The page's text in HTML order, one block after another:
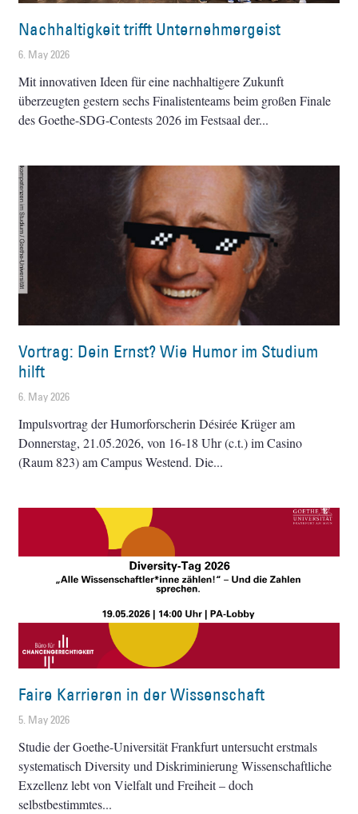
Nachhaltigkeit trifft Unternehmergeist
6. May 2026
Mit innovativen Ideen für eine nachhaltigere Zukunft
überzeugten gestern sechs Finalistenteams beim großen Finale
des Goethe-SDG-Contests 2026 im Festsaal der
Vortrag: Dein Ernst? Wie Humor im Studium
hilft
6. May 2026
Impulsvortrag der Humorforscherin Désirée Krüger am
Donnerstag, 21.05.2026, von 16-18 Uhr (c.t.) im Casino
(Raum 823) am Campus Westend. Die
Faire Karrieren in der Wissenschaft
5. May 2026
Studie der Goethe-Universität Frankfurt untersucht erstmals
systematisch Diversity und Diskriminierung Wissenschaftliche
Exzellenz lebt von Vielfalt und Freiheit – doch
selbstbestimmtes